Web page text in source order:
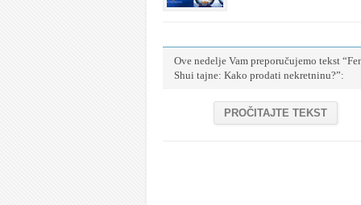
Ove nedelje Vam preporučujemo tekst
Shui tajne: Kako prodati nekretninu?”:
PROČITAJTE TEKST